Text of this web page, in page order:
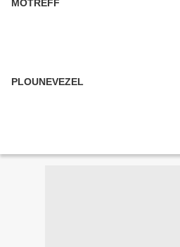
MOTREFF
PLOUNEVEZEL